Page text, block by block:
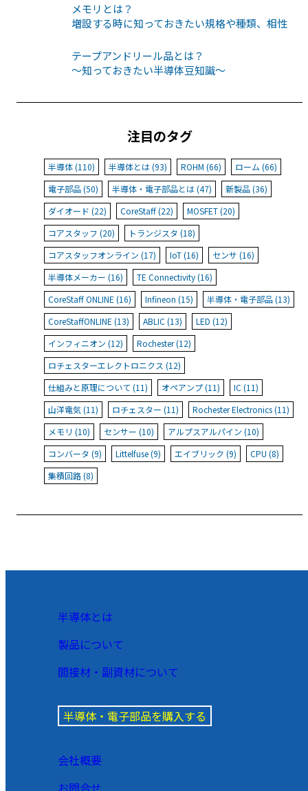
メモリとは？
増設する時に知っておきたい規格や種類、相性
テープアンドリール品とは？
〜知っておきたい半導体豆知識〜
注目のタグ
半導体 (110) 半導体とは (93) ROHM (66)
ローム (66)
電子部品 (50)
半導体・電子部品とは (47)
新製品 (36)
ダイオード (22)
CoreStaff (22)
MOSFET (20)
コアスタッフ (20)
トランジスタ (18)
コアスタッフオンライン (17)
IoT (16)
センサ (16)
半導体メーカー (16)
TE Connectivity (16)
CoreStaff ONLINE (16)
Infineon (15)
半導体・電子部品 (13)
CoreStaffONLINE (13)
ABLIC (13)
LED (12)
インフィニオン (12)
Rochester (12)
ロチェスターエレクトロニクス (12)
仕組みと原理について (11)
オペアンプ (11)
IC (11)
山洋電気 (11)
ロチェスター (11)
Rochester Electronics (11)
メモリ (10)
センサー (10)
アルプスアルパイン (10)
コンバータ (9)
Littelfuse (9) エイブリック (9)
CPU (8)
集積回路 (8)
半導体とは
製品について
間接材・副資材について
半導体・電子部品を購入する
会社概要